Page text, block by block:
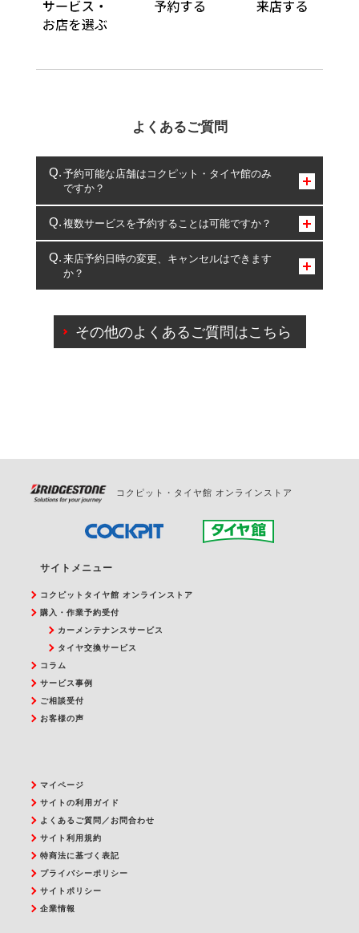
よくあるご質問
予約可能な店舗はコクピット・タイヤ館のみ
ですか？
コクピット・タイヤ館のみとなります。
複数サービスを予約することは可能ですか？
複数サービスのご予約は可能です。
一部の商品・サービスの組み合わせに限り、同時にご予約が
出来ないものもございます。
来店予約日時の変更、キャンセルはできます
か？
ご来店予約日の3営業日前を過ぎている場合のご予約
の日時変更につきましては、直接ご予約の店舗まで
その他のよくあるご質問はこちら
コクピット・タイヤ館 オンラインストア
サイトメニュー
コクピットタイヤ館 オンラインストア
購入・作業予約受付
カーメンテナンスサービス
タイヤ交換サービス
コラム
サービス事例
ご相談受付
お客様の声
マイページ
サイトの利用ガイド
よくあるご質問／お問合わせ
サイト利用規約
特商法に基づく表記
プライバシーポリシー
サイトポリシー
企業情報